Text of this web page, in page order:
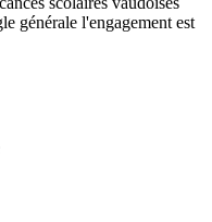
générale l'engagement est